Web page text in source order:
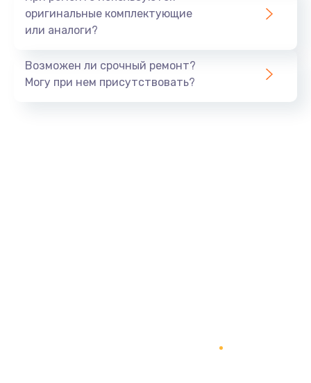
оригинальные комплектующие
или аналоги?
Возможен ли срочный ремонт?
Могу при нем присутствовать?